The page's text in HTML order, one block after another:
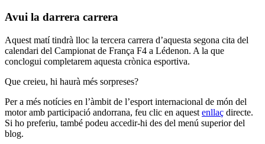
Avui la darrera carrera
Aquest matí tindrà lloc la tercera carrera d’aquesta segona cita del
calendari del Campionat de França F4 a Lédenon. A la que
conclogui completarem aquesta crònica esportiva.
Que creieu, hi haurà més sorpreses?
Per a més notícies en l’àmbit de l’esport internacional de món del
motor amb participació andorrana, feu clic en aquest enllaç directe.
Si ho preferiu, també podeu accedir-hi des del menú superior del
blog.